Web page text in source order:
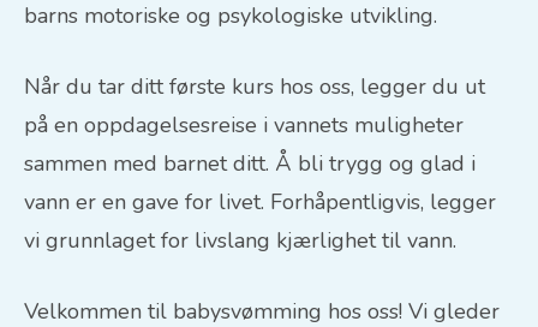
barns motoriske og psykologiske utvikling.
Når du tar ditt første kurs hos oss, legger du ut
på en oppdagelsesreise i vannets muligheter
sammen med barnet ditt. Å bli trygg og glad i
vann er en gave for livet. Forhåpentligvis, legger
vi grunnlaget for livslang kjærlighet til vann.
Velkommen til babysvømming hos oss! Vi gleder